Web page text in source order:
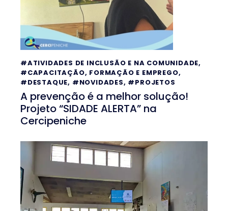
#ATIVIDADES DE INCLUSÃO E NA COMUNIDADE,
#CAPACITAÇÃO, FORMAÇÃO E EMPREGO,
#DESTAQUE, #NOVIDADES, #PROJETOS
A prevenção é a melhor solução!
Projeto “SIDADE ALERTA” na
Cercipeniche